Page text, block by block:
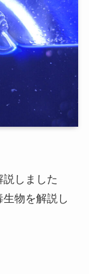
しました
物を解説し